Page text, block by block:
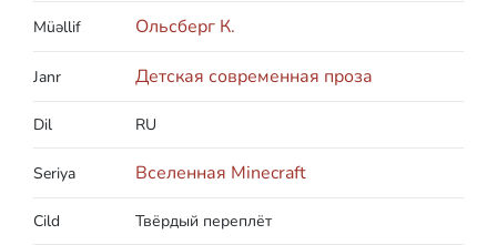
Müəllif Ольсберг К.
Janr Детская современная проза
Dil RU
Seriya Вселенная Minecraft
Cild Твёрдый переплёт